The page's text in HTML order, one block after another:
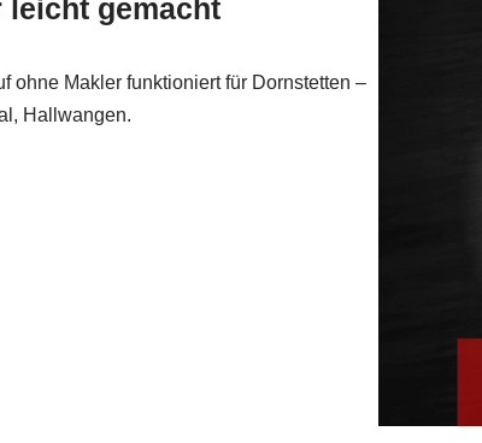
leicht gemacht
ohne Makler funktioniert für Dornstetten –
Hallwangen.